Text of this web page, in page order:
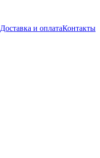
Доставка и оплатаКонтакты